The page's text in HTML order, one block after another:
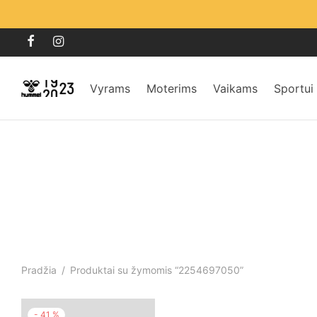
Vyrams Moterims Vaikams Sportui
Pradžia / Produktai su žymomis “2254697050”
- 41 %